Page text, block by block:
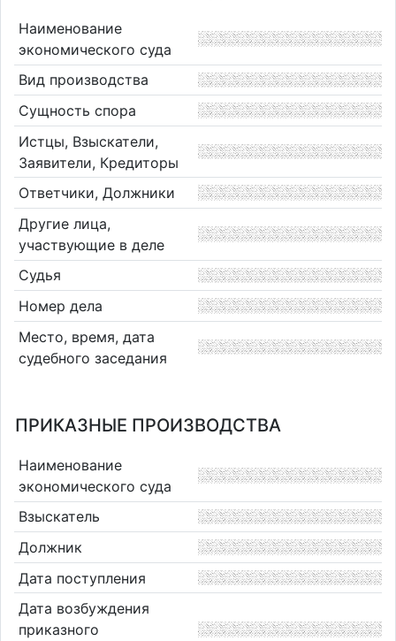
Наименование
экономического суда
Вид производства
Сущность спора
Истцы, Взыскатели,
Заявители, Кредиторы
Ответчики, Должники
Другие лица,
участвующие в деле
Судья
Номер дела
Место, время, дата
судебного заседания
ПРИКАЗНЫЕ ПРОИЗВОДСТВА
Наименование
экономического суда
Взыскатель
Должник
Дата поступления
Дата возбуждения
приказного